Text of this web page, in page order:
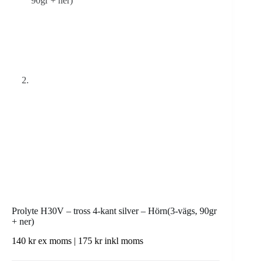
Prolyte H30V – tross 4-kant silver – Hörn(3-vägs, 90gr
+ ner)
140 krex moms | 175 krinkl moms